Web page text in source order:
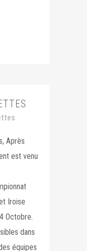
Après
est venu
Iroise
Octobre.
dans
équipes